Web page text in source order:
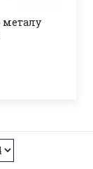
металу